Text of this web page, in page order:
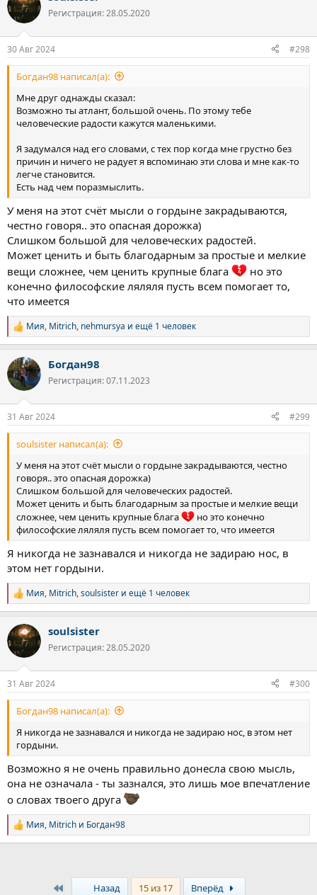
ц
и
Регистрация: 28.05.2020
30 Авг 2024 #298
Богдан98 написал(а):
Мне друг однажды сказал:
Возможно ты атлант, большой очень. По этому тебе
человеческие радости кажутся маленькими.
Я задумался над его словами, с тех пор когда мне грустно без
причин и ничего не радует я вспоминаю эти слова и мне как-то
легче становится.
Есть над чем поразмыслить.
У меня на этот счёт мысли о гордыне закрадываются,
честно говоря.. это опасная дорожка)
Слишком большой для человеческих радостей.
Может ценить и быть благодарным за простые и мелкие
вещи сложнее, чем ценить крупные блага
но это
конечно философские ляляля пусть всем помогает то,
что имеется
Р
е
к
ц
и
Мия, Mitrich, nehmursya и ещё 1 человек
Богдан98
Регистрация: 07.11.2023
31 Авг 2024 #299
soulsister написал(а):
У меня на этот счёт мысли о гордыне закрадываются, честно
говоря.. это опасная дорожка)
Слишком большой для человеческих радостей.
Может ценить и быть благодарным за простые и мелкие вещи
сложнее, чем ценить крупные блага
но это конечно
философские ляляля пусть всем помогает то, что имеется
Я никогда не зазнавался и никогда не задираю нос, в
этом нет гордыни.
Р
е
к
ц
и
Мия, Mitrich,soulsister и ещё 1 человек
soulsister
Регистрация: 28.05.2020
31 Авг 2024 #300
Богдан98 написал(а):
Я никогда не зазнавался и никогда не задираю нос, в этом нет
гордыни.
Возможно я не очень правильно донесла свою мысль,
она не означала - ты зазнался, это лишь мое впечатление
о словах твоего друга
Р
е
Мия, Mitrich и Богдан98
Назад 15 из 17 Вперёд